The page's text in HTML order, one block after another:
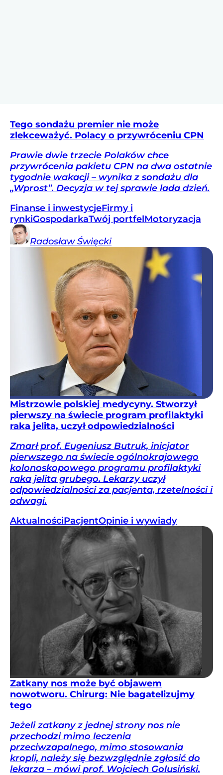
Tego sondażu premier nie może
zlekceważyć. Polacy o przywróceniu CPN
Prawie dwie trzecie Polaków chce
przywrócenia pakietu CPN na dwa ostatnie
tygodnie wakacji – wynika z sondażu dla
„Wprost”. Decyzja w tej sprawie lada dzień.
Finanse i inwestycjeFirmy i
rynkiGospodarkaTwój portfelMotoryzacja
Radosław Święcki
Mistrzowie polskiej medycyny. Stworzył
pierwszy na świecie program profilaktyki
raka jelita, uczył odpowiedzialności
Zmarł prof. Eugeniusz Butruk, inicjator
pierwszego na świecie ogólnokrajowego
kolonoskopowego programu profilaktyki
raka jelita grubego. Lekarzy uczył
odpowiedzialności za pacjenta, rzetelności i
odwagi.
AktualnościPacjentOpinie i wywiady
Zatkany nos może być objawem
nowotworu. Chirurg: Nie bagatelizujmy
tego
Jeżeli zatkany z jednej strony nos nie
przechodzi mimo leczenia
przeciwzapalnego, mimo stosowania
kropli, należy się bezwzględnie zgłosić do
lekarza – mówi prof. Wojciech Golusiński.